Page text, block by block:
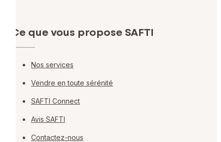
Ce que vous propose SAFTI
Nos services
Vendre en toute sérénité
SAFTI Connect
Avis SAFTI
Contactez-nous